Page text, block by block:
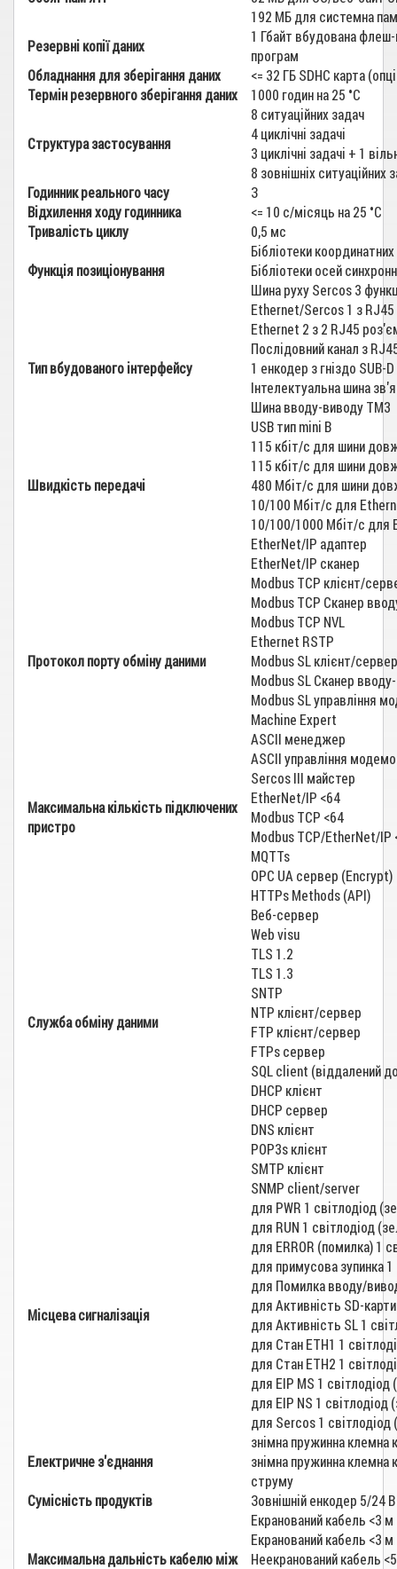
192 МБ для системна
Резервні копії даних
1 Гбайт вбудована
програм
Обладнання для зберігання даних
<= 32 ГБ SDHC карта
Термін резервного зберігання даних
1000 годин на 25 °C
Структура застосування
8 ситуаційних задач
4 циклічні задачі
3 циклічні задачі + 1
8 зовнішніх ситуаційних
Годинник реального часу
З
Відхилення ходу годинника
<= 10 с/місяць на 25 °C
Тривалість циклу
0,5 мс
Функція позиціонування
Бібліотеки
Бібліотеки осей
Шина руху Sercos 3
Тип вбудованого інтерфейсу
Ethernet/Sercos 1 з
Ethernet 2 з 2 RJ45
Послідовний канал з
1 енкодер з гніздо
Інтелектуальна шина
Шина вводу-виводу TM3
USB тип mini B
Швидкість передачі
115 кбіт/с для шини
115 кбіт/с для шини
480 Мбіт/с для шини
10/100 Мбіт/с для
10/100/1000 Мбіт/с для
Протокол порту обміну даними
EtherNet/IP адаптер
EtherNet/IP сканер
Modbus TCP клієнт/
Modbus TCP Сканер
Modbus TCP NVL
Ethernet RSTP
Modbus SL клієнт/сервер
Modbus SL Сканер
Modbus SL управління
Machine Expert
ASCII менеджер
ASCII управління
Sercos III майстер
Максимальна кількість підключених
пристро
EtherNet/IP <64
Modbus TCP <64
Modbus TCP/EtherNet/IP
Служба обміну даними
MQTTs
OPC UA сервер (Encrypt)
HTTPs Methods (API)
Веб-сервер
Web visu
TLS 1.2
TLS 1.3
SNTP
NTP клієнт/сервер
FTP клієнт/сервер
FTPs сервер
SQL client (віддалений
DHCP клієнт
DHCP сервер
DNS клієнт
POP3s клієнт
SMTP клієнт
SNMP client/server
Місцева сигналізація
для PWR 1 світлодіод
для RUN 1 світлодіод
для ERROR (помилка) 1
для примусова зупинка
для Помилка вводу/
для Активність SD-
для Активність SL 1
для Стан ETH1 1
для Стан ETH2 1
для EIP MS 1
для EIP NS 1 світлодіод
для Sercos 1 світлодіод
Електричне з'єднання
знімна пружинна клемна
знімна пружинна клемна
струму
Сумісність продуктів
Зовнішній енкодер 5/24
Максимальна дальність кабелю між
Екранований кабель <3
Екранований кабель <3
Неекранований кабель